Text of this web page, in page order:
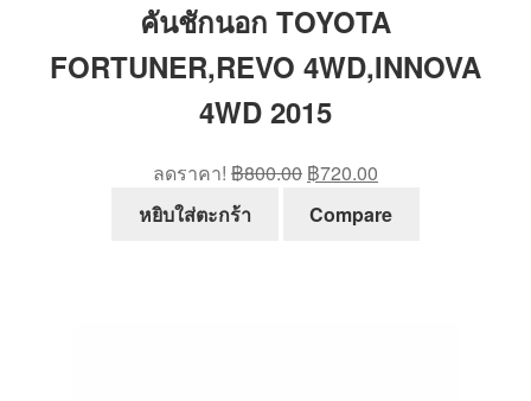
คันชักนอก TOYOTA
FORTUNER,REVO 4WD,INNOVA
4WD 2015
ลดราคา! ฿800.00 Original
price
was:
฿720.00
is:
หยิบใส่ตะกร้า Compare